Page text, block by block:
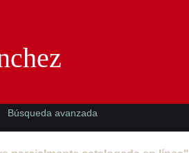
Búsqueda avanzada